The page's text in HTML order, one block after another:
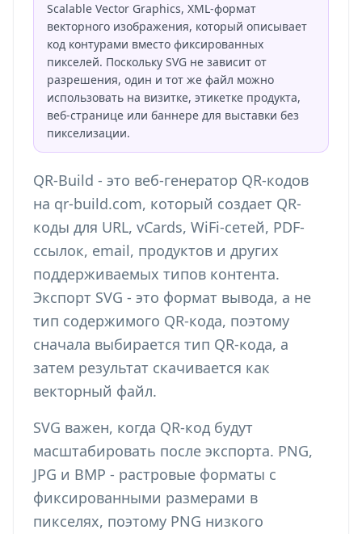
Scalable Vector Graphics, XML-формат
векторного изображения, который описывает
код контурами вместо фиксированных
пикселей. Поскольку SVG не зависит от
разрешения, один и тот же файл можно
использовать на визитке, этикетке продукта,
веб-странице или баннере для выставки без
пикселизации.
QR-Build - это веб-генератор QR-кодов
на qr-build.com, который создает QR-
коды для URL, vCards, WiFi-сетей, PDF-
ссылок, email, продуктов и других
поддерживаемых типов контента.
Экспорт SVG - это формат вывода, а не
тип содержимого QR-кода, поэтому
сначала выбирается тип QR-кода, а
затем результат скачивается как
векторный файл.
SVG важен, когда QR-код будут
масштабировать после экспорта. PNG,
JPG и BMP - растровые форматы с
фиксированными размерами в
пикселях, поэтому PNG низкого